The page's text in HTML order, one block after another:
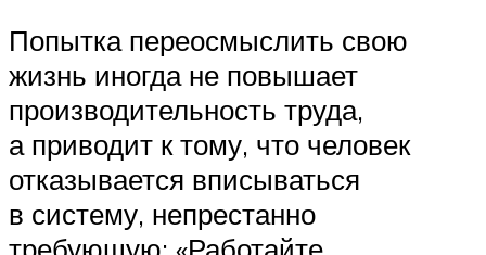
Попытка переосмыслить свою
жизнь иногда не повышает
производительность труда,
а приводит к тому, что человек
отказывается вписываться
в систему, непрестанно